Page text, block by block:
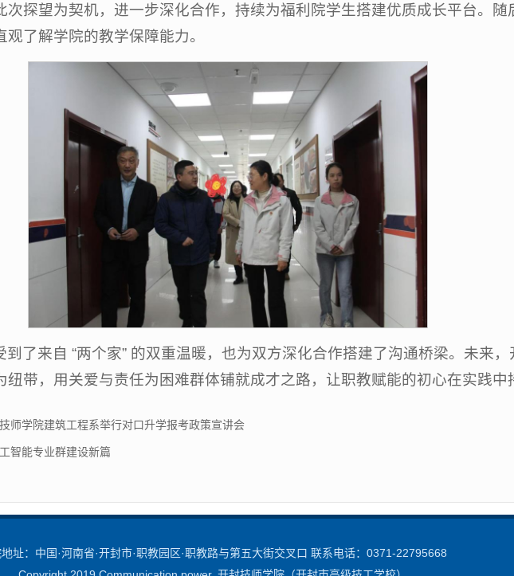
探望为契机，进一步深化合作，持续为福利院学生搭建优质成长平台。随
了解学院的教学保障能力。
了来自 “两个家” 的双重温暖，也为双方深化合作搭建了沟通桥梁。未来
带，用关爱与责任为困难群体铺就成才之路，让职教赋能的初心在实践中
学院建筑工程系举行对口升学报考政策宣讲会
智能专业群建设新篇
址：中国·河南省·开封市·职教园区·职教路与第五大街交叉口 联系电话：0371-22795668